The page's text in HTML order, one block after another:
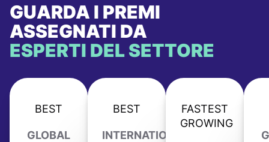
GUARDA I PREMI
ASSEGNATI DA
ESPERTI DEL SETTORE
BEST
GLOBAL
BEST
INTERNATIONAL
FASTEST
GROWING